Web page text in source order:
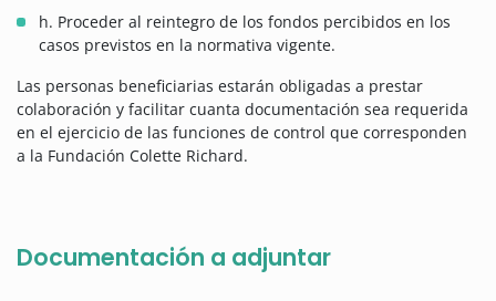
h. Proceder al reintegro de los fondos percibidos en los
casos previstos en la normativa vigente.
Las personas beneficiarias estarán obligadas a prestar
colaboración y facilitar cuanta documentación sea requerida
en el ejercicio de las funciones de control que corresponden
a la Fundación Colette Richard.
Documentación a adjuntar